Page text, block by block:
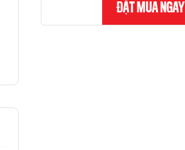
ĐẶT MUA NGAY